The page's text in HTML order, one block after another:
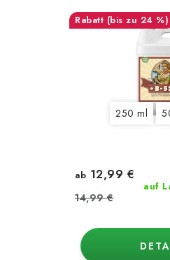
(bis zu 24 %)
250 ml
auf
ab 12,99 €
14,99 €